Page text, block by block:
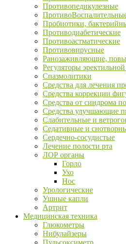
Противопедикулезные
Пробиотики,
Противодиабетические
Противоастматические
Противовирусные
Ранозаживляющие,
Регуляторы
Спазмолитики
Средства для лечения
Средства коррекции
Средства от синдрома
Средства улучшающие
Слабительные и
Седативные и
Сердечно-сосудистые
Лечение полости рта
ЛОР органы
Горло
Ухо
Нос
Урологические
Ушные капли
Артрит
Медицинская техника
Глюкометры
Нибулайзеры